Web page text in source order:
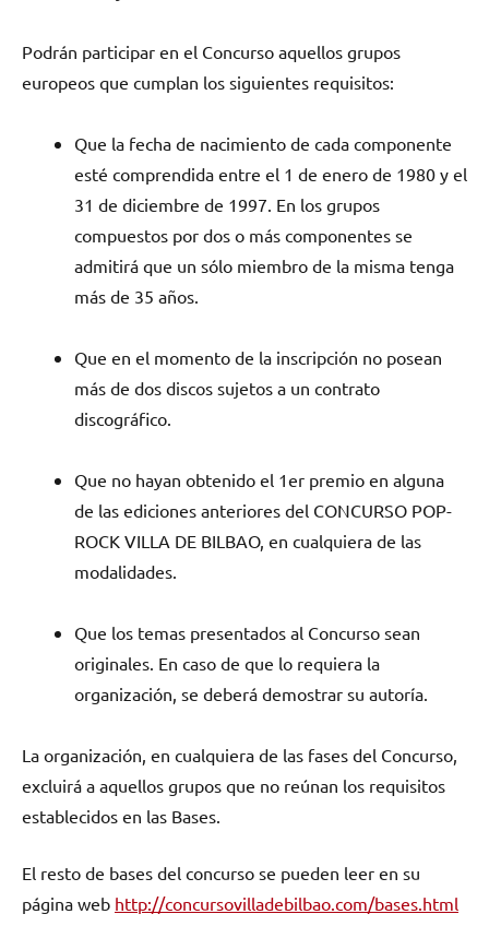
Podrán participar en el Concurso aquellos grupos
europeos que cumplan los siguientes requisitos:
Que la fecha de nacimiento de cada componente
esté comprendida entre el 1 de enero de 1980 y el
31 de diciembre de 1997. En los grupos
compuestos por dos o más componentes se
admitirá que un sólo miembro de la misma tenga
más de 35 años.
Que en el momento de la inscripción no posean
más de dos discos sujetos a un contrato
discográfico.
Que no hayan obtenido el 1er premio en alguna
de las ediciones anteriores del CONCURSO POP-
ROCK VILLA DE BILBAO, en cualquiera de las
modalidades.
Que los temas presentados al Concurso sean
originales. En caso de que lo requiera la
organización, se deberá demostrar su autoría.
La organización, en cualquiera de las fases del Concurso,
excluirá a aquellos grupos que no reúnan los requisitos
establecidos en las Bases.
El resto de bases del concurso se pueden leer en su
página web http://concursovilladebilbao.com/bases.html